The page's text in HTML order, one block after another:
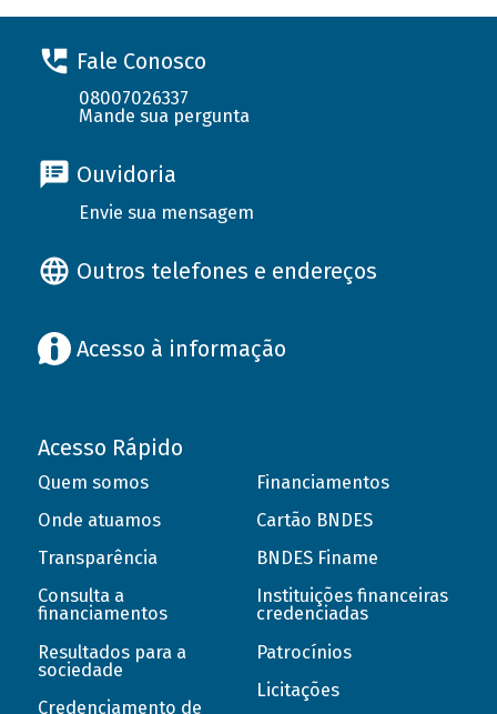
Fale Conosco
08007026337
Mande sua pergunta
Ouvidoria
Envie sua mensagem
Outros telefones e endereços
Acesso à informação
Acesso Rápido
Quem somos
Onde atuamos
Transparência
Consulta a
financiamentos
Resultados para a
sociedade
Credenciamento de
Financiamentos
Cartão BNDES
BNDES Finame
Instituições financeiras
credenciadas
Patrocínios
Licitações